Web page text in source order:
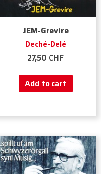
JEM-Grevire
Deché-Delé
27,50 CHF
Add to cart